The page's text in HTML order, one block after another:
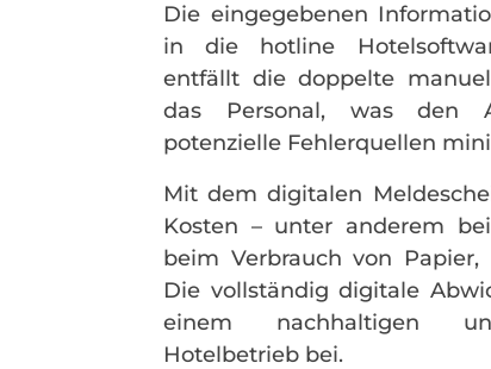
Die eingegebenen
in die hotline
entfällt die doppelte
das Personal, was den
potenzielle Fehlerquellen
Mit dem digitalen
Kosten – unter anderem
beim Verbrauch von
Die vollständig digitale
einem nachhaltigen
Hotelbetrieb bei.